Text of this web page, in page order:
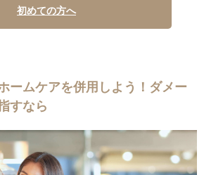
初めての方へ
ームケアを併用しよう！ダメー
すなら